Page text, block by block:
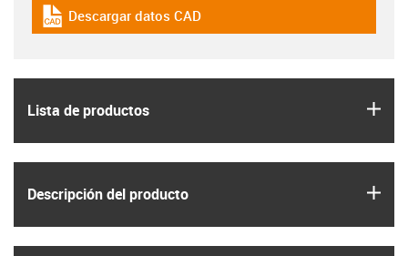
igus-icon-cad-dateien
Descargar datos CAD
Lista de productos
Descripción del producto